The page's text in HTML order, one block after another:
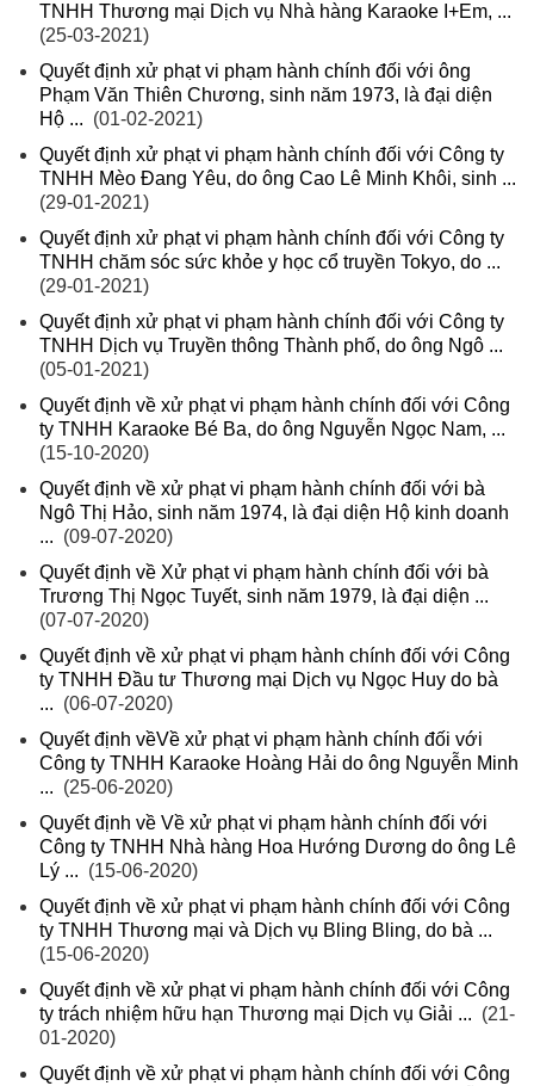
TNHH Thương mại Dịch vụ Nhà hàng Karaoke I+Em, ...
(25-03-2021)
Quyết định xử phạt vi phạm hành chính đối với ông
Phạm Văn Thiên Chương, sinh năm 1973, là đại diện
Hộ ... (01-02-2021)
Quyết định xử phạt vi phạm hành chính đối với Công ty
TNHH Mèo Đang Yêu, do ông Cao Lê Minh Khôi, sinh ...
(29-01-2021)
Quyết định xử phạt vi phạm hành chính đối với Công ty
TNHH chăm sóc sức khỏe y học cổ truyền Tokyo, do ...
(29-01-2021)
Quyết định xử phạt vi phạm hành chính đối với Công ty
TNHH Dịch vụ Truyền thông Thành phố, do ông Ngô ...
(05-01-2021)
Quyết định về xử phạt vi phạm hành chính đối với Công
ty TNHH Karaoke Bé Ba, do ông Nguyễn Ngọc Nam, ...
(15-10-2020)
Quyết định về xử phạt vi phạm hành chính đối với bà
Ngô Thị Hảo, sinh năm 1974, là đại diện Hộ kinh doanh
... (09-07-2020)
Quyết định về Xử phạt vi phạm hành chính đối với bà
Trương Thị Ngọc Tuyết, sinh năm 1979, là đại diện ...
(07-07-2020)
Quyết định về xử phạt vi phạm hành chính đối với Công
ty TNHH Đầu tư Thương mại Dịch vụ Ngọc Huy do bà
... (06-07-2020)
Quyết định vềVề xử phạt vi phạm hành chính đối với
Công ty TNHH Karaoke Hoàng Hải do ông Nguyễn Minh
... (25-06-2020)
Quyết định về Về xử phạt vi phạm hành chính đối với
Công ty TNHH Nhà hàng Hoa Hướng Dương do ông Lê
Lý ... (15-06-2020)
Quyết định về xử phạt vi phạm hành chính đối với Công
ty TNHH Thương mại và Dịch vụ Bling Bling, do bà ...
(15-06-2020)
Quyết định về xử phạt vi phạm hành chính đối với Công
ty trách nhiệm hữu hạn Thương mại Dịch vụ Giải ... (21-
01-2020)
Quyết định về xử phạt vi phạm hành chính đối với Công